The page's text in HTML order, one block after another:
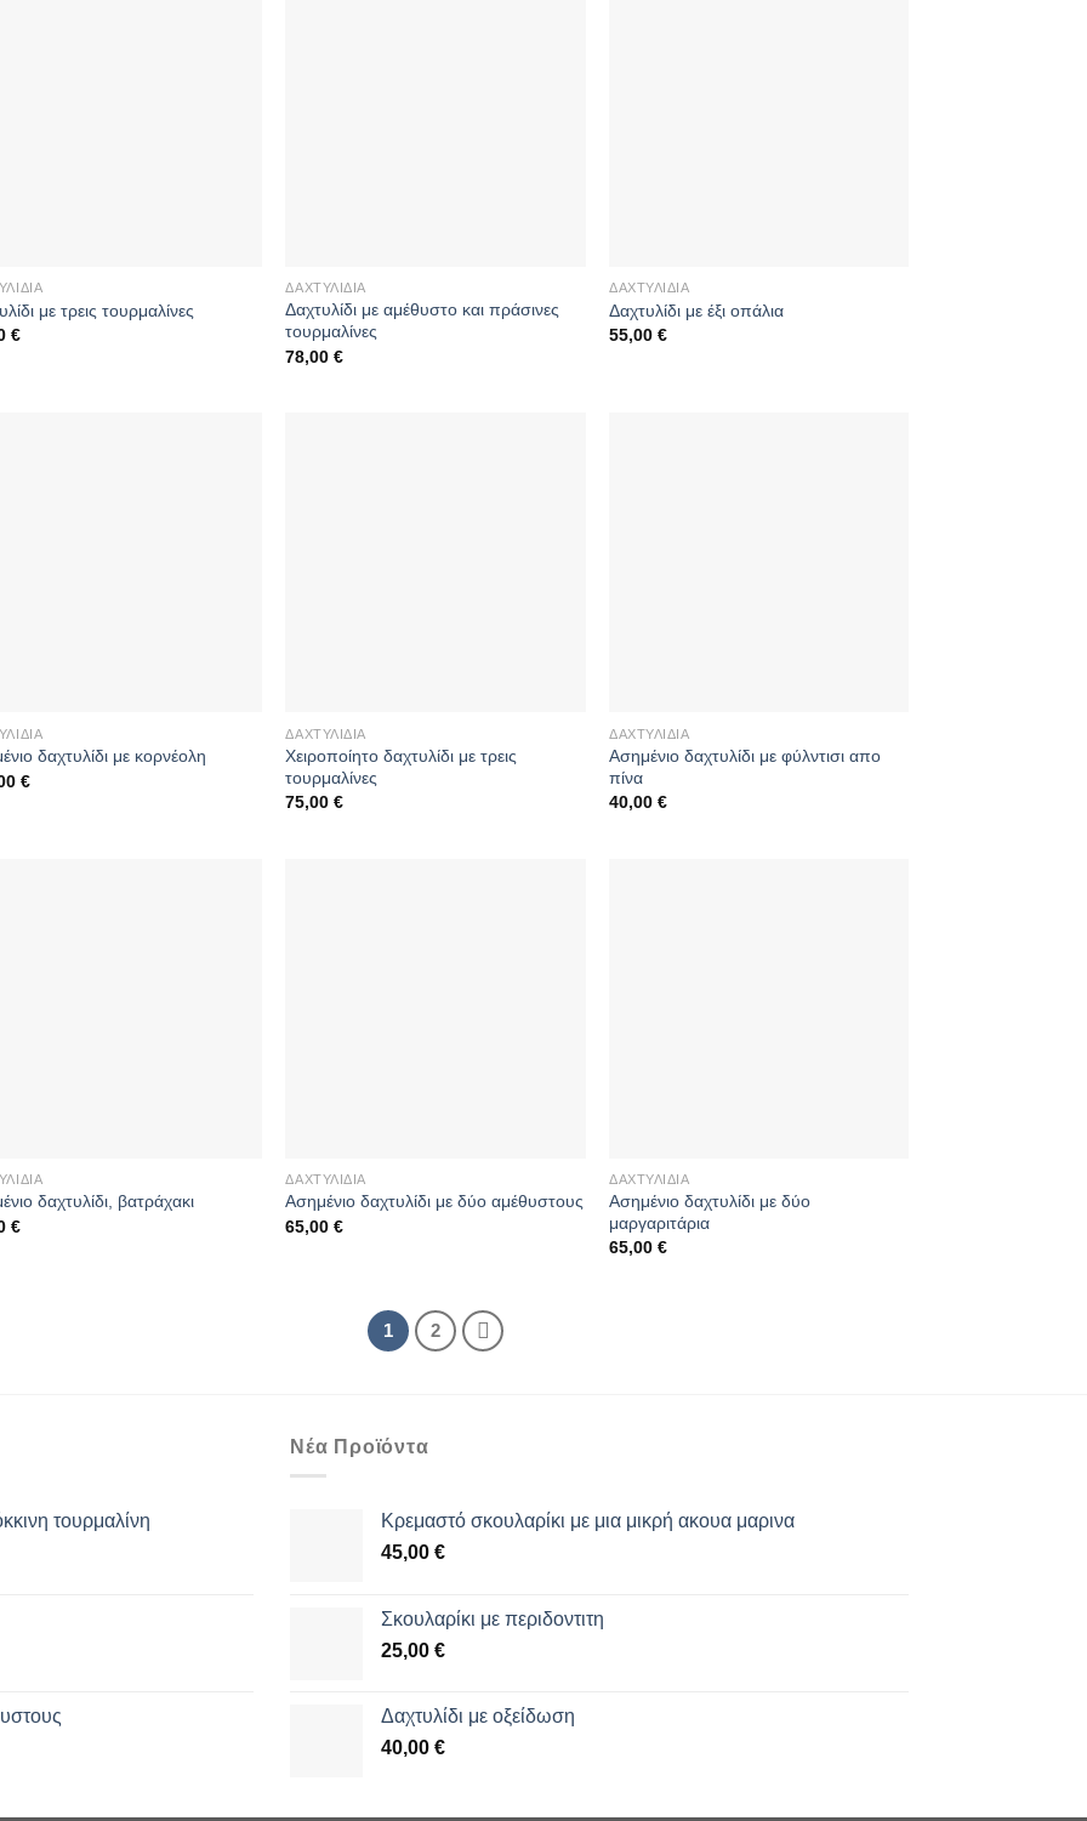
με τρεις τουρμαλίνες
€
ΔΑΧΤΥΛΊΔΙΑ
Δαχτυλίδι με αμέθυστο και πράσινες
τουρμαλίνες
78,00€
ΔΑΧΤΥΛΊΔΙΑ
Δαχτυλίδι με έξι οπάλια
55,00€
δαχτυλίδι με κορνέολη
€
ΔΑΧΤΥΛΊΔΙΑ
Χειροποίητο δαχτυλίδι με τρεις
τουρμαλίνες
75,00€
ΔΑΧΤΥΛΊΔΙΑ
Aσημένιο δαχτυλίδι με φύλντισι απο
πίνα
40,00€
δαχτυλίδι, βατράχακι
€
ΔΑΧΤΥΛΊΔΙΑ
Aσημένιο δαχτυλίδι με δύο αμέθυστους
65,00€
ΔΑΧΤΥΛΊΔΙΑ
Aσημένιο δαχτυλίδι με δύο
μαργαριτάρια
65,00€
1 2
τουρμαλίνη
Νέα Προϊόντα
Κρεμαστό σκουλαρίκι με μια μικρή ακουα μαρινα
45,00 €
Σκουλαρίκι με περιδοντιτη
25,00 €
Δαχτυλίδι με οξείδωση
40,00 €